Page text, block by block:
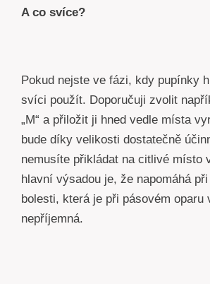
A co svíce?
Pokud nejste ve fázi, kdy pupínky
svíci použít. Doporučuji zvolit
„M“ a přiložit ji hned vedle místa
bude díky velikosti dostatečně
nemusíte přikládat na citlivé místo
hlavní výsadou je, že napomáhá
bolesti, která je při pásovém oparu
nepříjemná.